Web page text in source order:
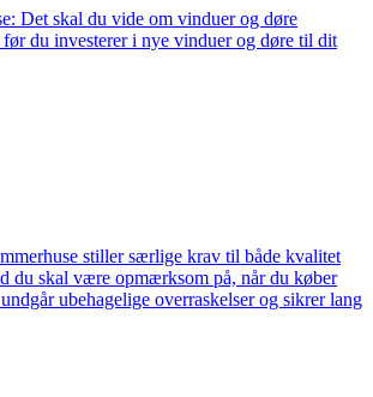
Det skal du vide om vinduer og døre
før du investerer i nye vinduer og døre til dit
stiller særlige krav til både kvalitet
du skal være opmærksom på, når du køber
ubehagelige overraskelser og sikrer lang